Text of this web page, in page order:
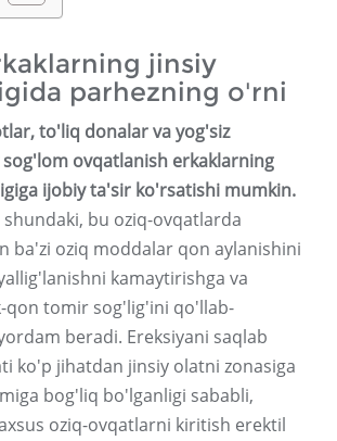
jinsiy
parhezning o'rni
to'liq donalar va yog'siz
ovqatlanish erkaklarning
ijobiy ta'sir ko'rsatishi mumkin.
bu oziq-ovqatlarda
ba'zi oziq moddalar qon aylanishini
kamaytirishga va
qon tomir sog'lig'ini qo'llab-
beradi. Ereksiyani saqlab
ko'p jihatdan jinsiy olatni zonasiga
bog'liq bo'lganligi sababli,
oziq-ovqatlarni kiritish erektil